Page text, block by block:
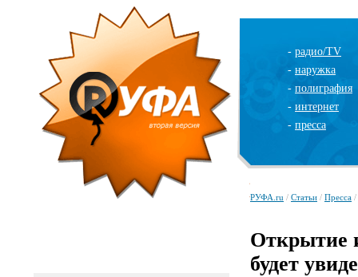
- радио/TV
- наружка
- полиграфия
- интернет
- пресса
РУФА.ru / Статьи / Пресса /
Открытие
будет